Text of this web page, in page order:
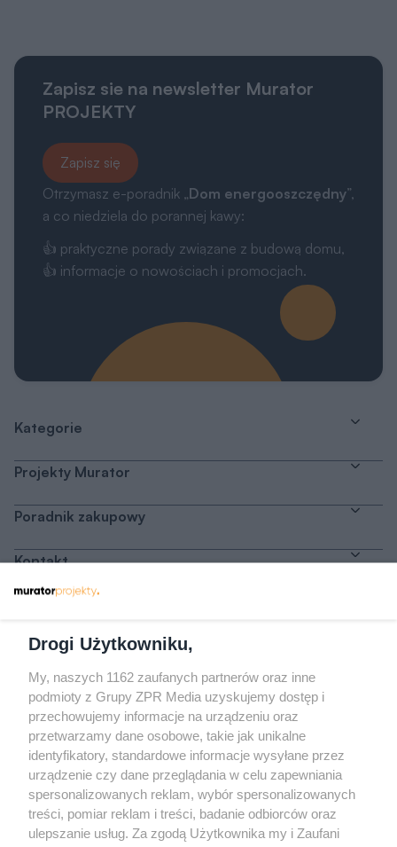
Zapisz sie na newsletter Murator
PROJEKTY
Zapisz się
Otrzymasz e-poradnik „Dom energooszczędny”,
a co niedziela do porannej kawy:
👍 praktyczne porady związane z budową domu,
👍 informacje o nowościach i promocjach.
Kategorie
Projekty Murator
Poradnik zakupowy
Kontakt
Odwiedź grupę na Facebooku
Gdybym budował drugi raz - mądry Polak
przed budową
Forum Muratora
Drogi Użytkowniku,
My, naszych 1162 zaufanych partnerów oraz inne
podmioty z Grupy ZPR Media uzyskujemy dostęp i
przechowujemy informacje na urządzeniu oraz
przetwarzamy dane osobowe, takie jak unikalne
identyfikatory, standardowe informacje wysyłane przez
urządzenie czy dane przeglądania w celu zapewniania
spersonalizowanych reklam, wybór spersonalizowanych
treści, pomiar reklam i treści, badanie odbiorców oraz
ulepszanie usług. Za zgodą Użytkownika my i Zaufani